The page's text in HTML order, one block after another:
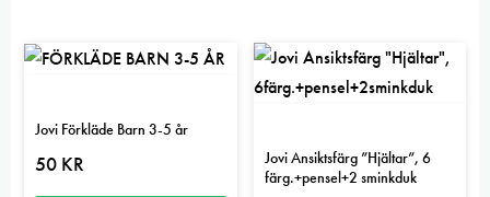
Jovi Förkläde Barn 3-5 år
50 KR
Jovi Ansiktsfärg ”Hjältar”, 6
färg.+pensel+2 sminkduk